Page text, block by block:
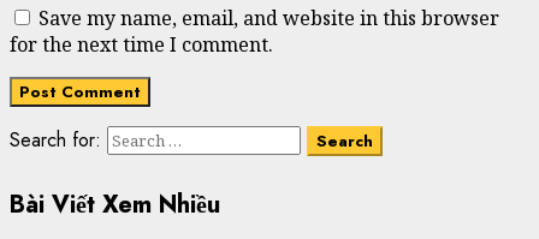
Save my name, email, and website in this browser
for the next time I comment.
Search for:
Bài Viết Xem Nhiều